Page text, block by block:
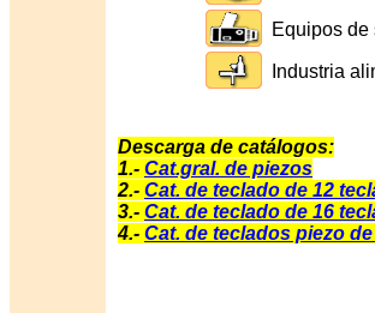
Equipos de
Industria
Descarga de catálogos:
1.- Cat.gral. de piezos
2.- Cat. de teclado de 12
3.- Cat. de teclado de 16
4.- Cat. de teclados piezo